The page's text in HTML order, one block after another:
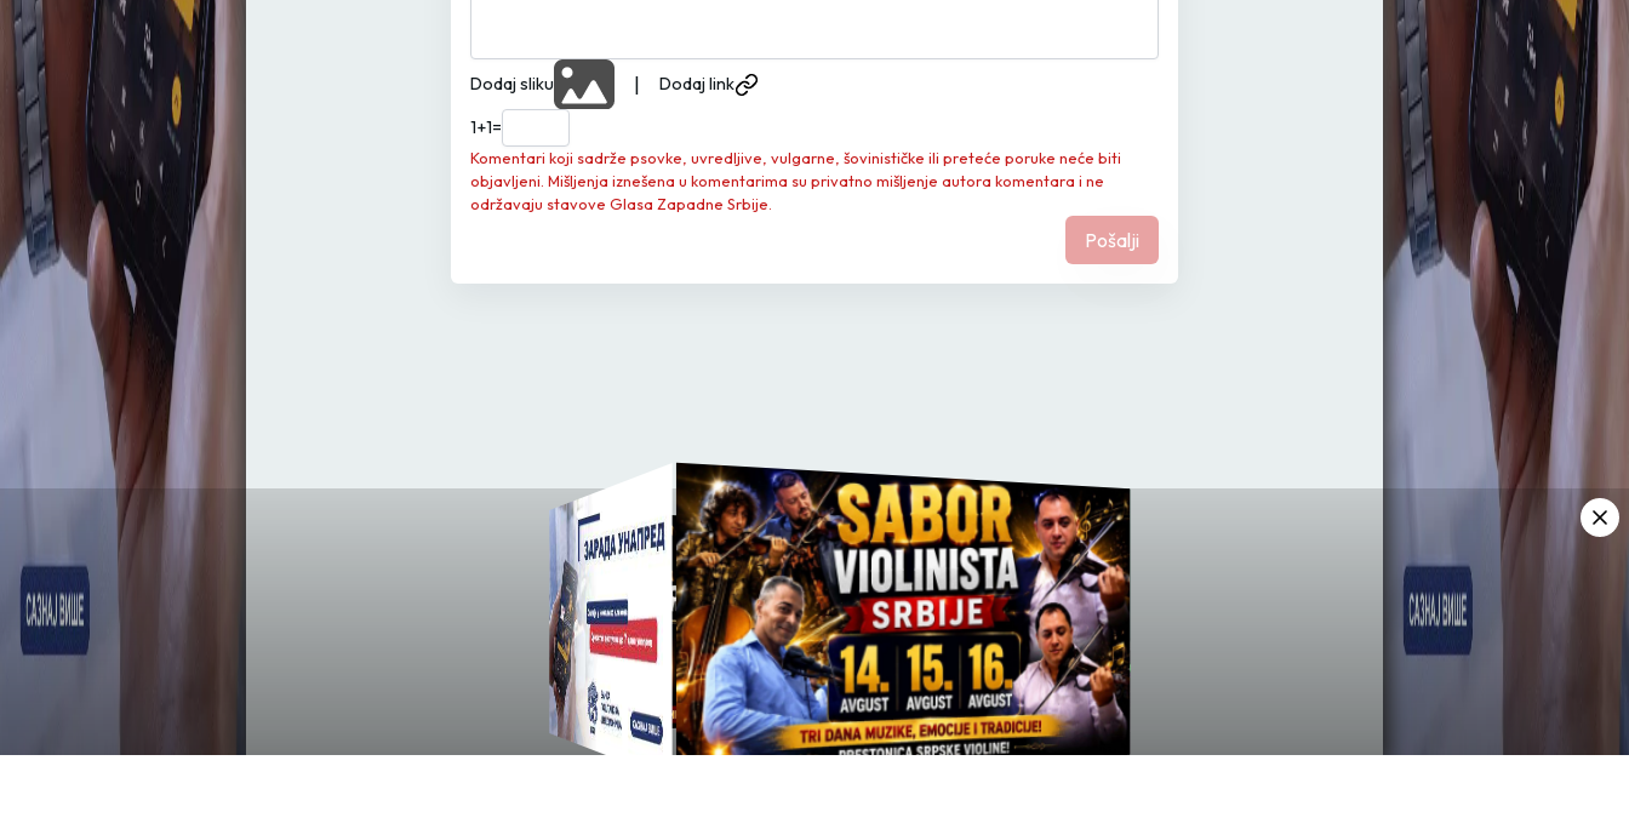
Dodaj sliku | Dodaj link
1+1=
Komentari koji sadrže psovke, uvredljive, vulgarne, šovinističke ili preteće poruke neće biti
objavljeni. Mišljenja iznešena u komentarima su privatno mišljenje autora komentara i ne
održavaju stavove Glasa Zapadne Srbije.
Pošalji